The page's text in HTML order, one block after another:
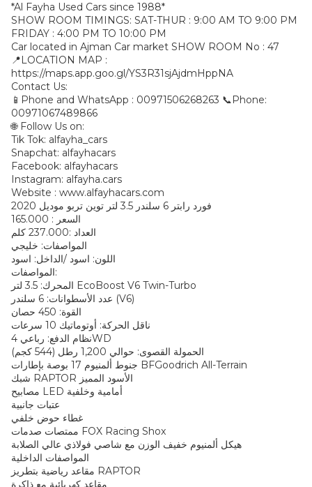
*Al Fayha Used Cars since 1988*
SHOW ROOM TIMINGS: SAT-THUR : 9:00 AM TO 9:00 PM
FRIDAY : 4:00 PM TO 10:00 PM
Car located in Ajman Car market SHOW ROOM No : 47
📍LOCATION MAP :
https://maps.app.goo.gl/YS3R31sjAjdmHppNA
Contact Us:
📱Phone and WhatsApp : 00971506268263 📞Phone:
00971067489866
🌐 Follow Us on:
Tik Tok: alfayha_cars
Snapchat: alfayhacars
Facebook: alfayhacars
Instagram: alfayha.cars
Website : www.alfayhacars.com
فورد رابتر 6 سلندر 3.5 لتر توين تربو موديل 2020
السعر : 165.000
العداد :237.000 كلم
المواصفات: خليجي
اللون: اسود /الداخل: اسود
المواصفات:
المحرك: 3.5 لتر EcoBoost V6 Twin-Turbo
عدد الأسطوانات: 6 سلندر (V6)
القوة: 450 حصان
ناقل الحركة: أوتوماتيك 10 سرعات
نظام الدفع: رباعي 4WD
الحمولة القصوى: حوالي 1,200 رطل (544 كجم)
جنوط ألمنيوم 17 بوصة بإطارات BFGoodrich All-Terrain
شبك RAPTOR الأسود المميز
مصابيح LED أمامية وخلفية
عتبات جانبية
غطاء حوض خلفي
ممتصات صدمات FOX Racing Shox
هيكل ألمنيوم خفيف الوزن مع شاصي فولاذي عالي الصلابة
المواصفات الداخلية
مقاعد رياضية بتطريز RAPTOR
مقاعد كهربائية مع ذاكرة